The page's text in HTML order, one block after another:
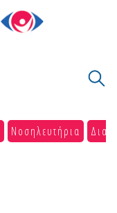
Νοσηλευτήρια